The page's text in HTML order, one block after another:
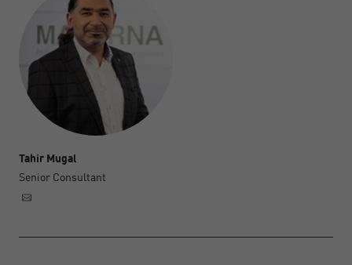
Tahir Mugal
Senior Consultant